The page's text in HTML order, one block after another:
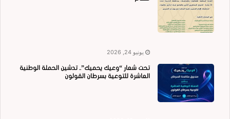
يونيو 24, 2026
تحت شعار “وعيك يحميك”.. تدشين الحملة الوطنية
العاشرة للتوعية بسرطان القولون